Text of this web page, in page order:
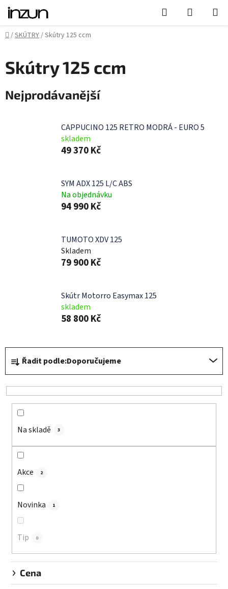
Přejít
obsah
Hledat
KOŠÍK
Domů
/SKÚTRY/Skútry 125 ccm
Skútry 125 ccm
Nejprodávanější
CAPPUCINO 125 RETRO MODRÁ - EURO 5
skladem
49 370 Kč
SYM ADX 125 L/C ABS
Na objednávku
94 990 Kč
TUMOTO XDV 125
Skladem
79 900 Kč
Skútr Motorro Easymax 125
skladem
58 800 Kč
Ř
a
z
e
Řadit podle:Doporučujeme
Na skladě 3
Akce 2
Novinka 1
Tip 0
Cena